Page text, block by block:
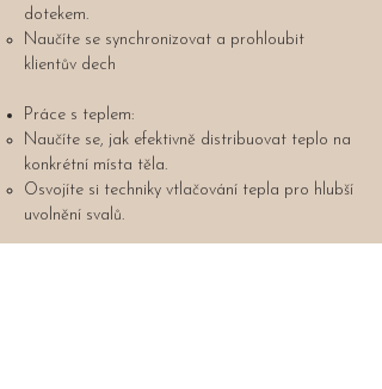
dotekem.
Naučíte se synchronizovat a prohloubit
klientův dech
Práce s teplem:
Naučíte se, jak efektivně distribuovat teplo na
konkrétní místa těla.
Osvojíte si techniky vtlačování tepla pro hlubší
uvolnění svalů.